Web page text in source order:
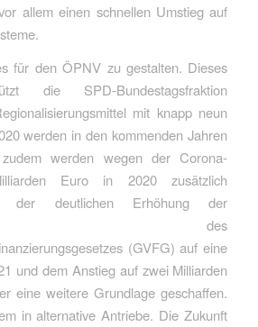
allem einen schnellen Umstieg auf
für den ÖPNV zu gestalten. Dieses
die SPD-Bundestagsfraktion
mit knapp neun
werden in den kommenden Jahren
werden wegen der Corona-
Euro in 2020 zusätzlich
der deutlichen Erhöhung der
des
(GVFG) auf eine
und dem Anstieg auf zwei Milliarden
eine weitere Grundlage geschaffen.
in alternative Antriebe. Die Zukunft